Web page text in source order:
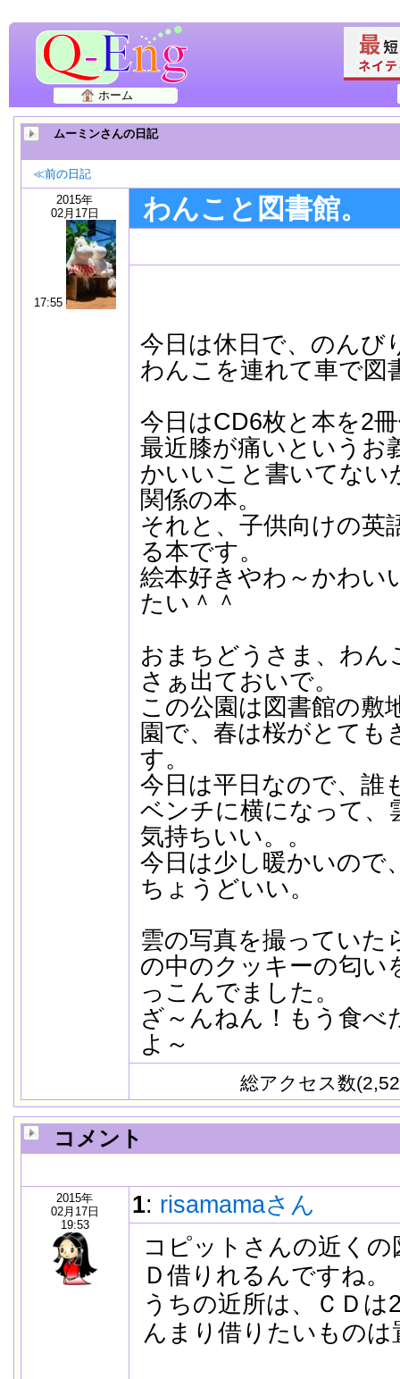
ホーム
ムーミンさんの日記
≪前の日記
2015年
02月17日
17:55
わんこと図書館。
今日は休日で、のんび
わんこを連れて車で図
今日はCD6枚と本を2
最近膝が痛いというお
かいいこと書いてない
関係の本。
それと、子供向けの英
る本です。
絵本好きやわ～かわい
たい＾＾
おまちどうさま、わん
さぁ出ておいで。
この公園は図書館の敷
園で、春は桜がとても
す。
今日は平日なので、誰
ベンチに横になって、
気持ちいい。。
今日は少し暖かいので
ちょうどいい。
雲の写真を撮っていた
の中のクッキーの匂い
っこんでました。
ざ～んねん！もう食べ
よ～
総アクセス数
コメント
2015年
02月17日
19:53
1: risamamaさん
コピットさんの近く
Ｄ借りれるんですね。
うちの近所は、ＣＤ
んまり借りたいもの